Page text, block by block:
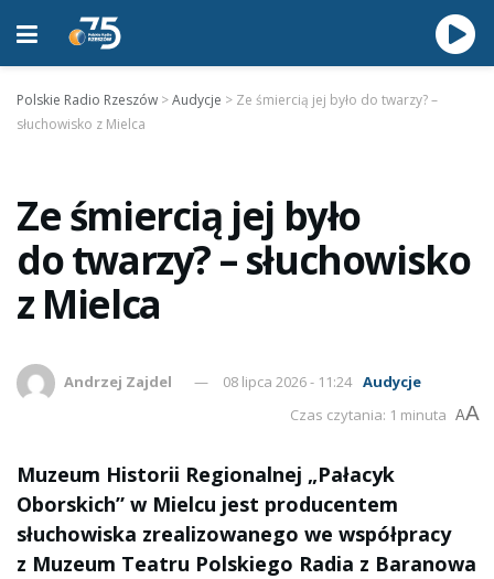
Polskie Radio Rzeszów >Audycje > Ze śmiercią jej było do twarzy? –
słuchowisko z Mielca
Ze śmiercią jej było
do twarzy? – słuchowisko
z Mielca
Andrzej Zajdel 08 lipca 2026 - 11:24 Audycje
Czas czytania: 1 minuta AA
Muzeum Historii Regionalnej „Pałacyk
Oborskich” w Mielcu jest producentem
słuchowiska zrealizowanego we współpracy
z Muzeum Teatru Polskiego Radia z Baranowa